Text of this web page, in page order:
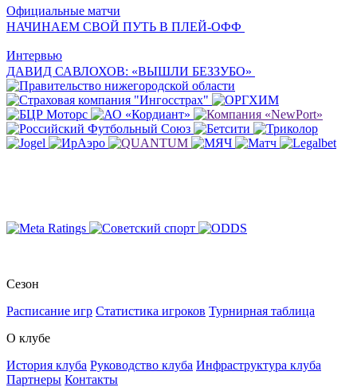
Официальные матчи
НАЧИНАЕМ СВОЙ ПУТЬ В ПЛЕЙ-ОФФ
Интервью
ДАВИД САВЛОХОВ: «ВЫШЛИ БЕЗЗУБО»
Сезон
Расписание игр Статистика игроков Турнирная таблица
О клубе
История клуба Руководство клуба Инфраструктура клуба
Партнеры Контакты